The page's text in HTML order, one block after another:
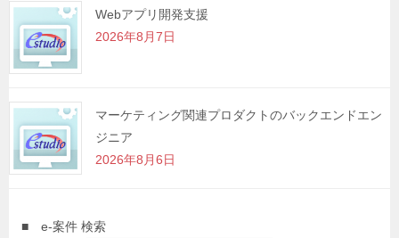
Webアプリ開発支援
2026年8月7日
マーケティング関連プロダクトのバックエンドエン
ジニア
2026年8月6日
■ e-案件 検索